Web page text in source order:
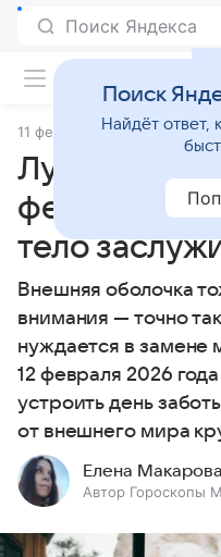
Поиск Яндекса
11 февраля 2026 Источник:
Лунный
февраля
тело
Внешняя оболочка
внимания — точно
нуждается в замене
12 февраля 2026
устроить день
от внешнего мира
Елена Макарова
Автор Гороскопы
Поиск
Найдёт ответ,